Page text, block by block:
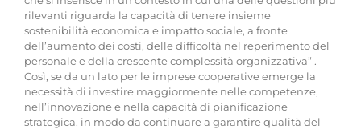
rilevanti riguarda la capacità di tenere insieme
sostenibilità economica e impatto sociale, a fronte
dell’aumento dei costi, delle difficoltà nel reperimento del
personale e della crescente complessità organizzativa” .
Così, se da un lato per le imprese cooperative emerge la
necessità di investire maggiormente nelle competenze,
nell’innovazione e nella capacità di pianificazione
strategica, in modo da continuare a garantire qualità del